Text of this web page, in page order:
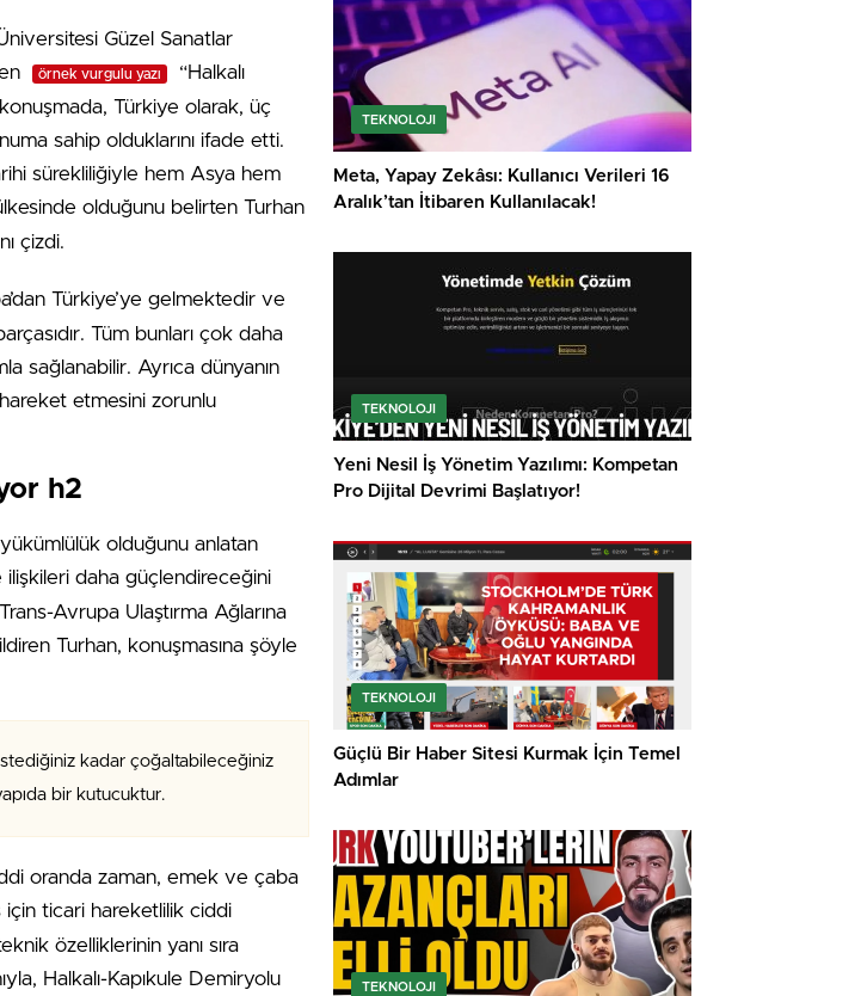
Güzel Sanatlar
örnek vurgulu yazı
“Halkalı
Türkiye olarak, üç
sahip olduklarını ifade etti.
sürekliliğiyle hem Asya hem
olduğunu belirten Turhan
çizdi.
Türkiye’ye gelmektedir ve
Tüm bunları çok daha
sağlanabilir. Ayrıca dünyanın
etmesini zorunlu
h2
olduğunu anlatan
ilişkileri daha güçlendireceğini
Avrupa Ulaştırma Ağlarına
Turhan, konuşmasına şöyle
istediğiniz kadar çoğaltabileceğiniz
bir kutucuktur.
oranda zaman, emek ve çaba
ticari hareketlilik ciddi
özelliklerinin yanı sıra
Halkalı-Kapıkule Demiryolu
TEKNOLOJI
Meta, Yapay Zekâsı: Kullanıcı Verileri 16
Aralık’tan İtibaren Kullanılacak!
TEKNOLOJI
Yeni Nesil İş Yönetim Yazılımı: Kompetan
Pro Dijital Devrimi Başlatıyor!
TEKNOLOJI
Güçlü Bir Haber Sitesi Kurmak İçin Temel
Adımlar
TEKNOLOJI